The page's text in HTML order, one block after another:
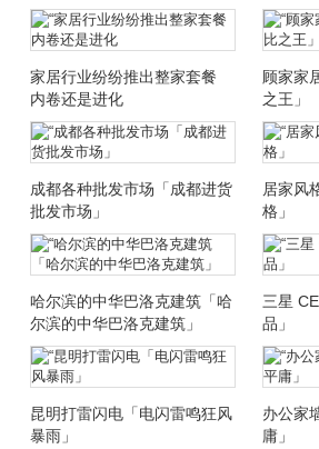
家居行业纷纷推出整家套餐
内卷还是进化
顾家家
之王」
成都各种批发市场「成都进货
批发市场」
居家风
格」
哈尔滨的中华巴洛克建筑「哈
尔滨的中华巴洛克建筑」
三星
品」
昆明打雷闪电「电闪雷鸣狂风
暴雨」
办公家
庸」